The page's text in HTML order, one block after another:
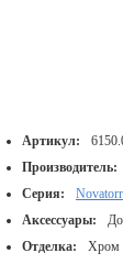
Артикул:
Производитель:
Серия:
Аксессуары:
Отделка:
Хром